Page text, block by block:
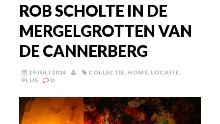
ROB SCHOLTE IN DE
MERGELGROTTEN VAN
DE CANNERBERG
29 JULI 2014 COLLECTIE, HOME, LOCATIE,
PLUS
0